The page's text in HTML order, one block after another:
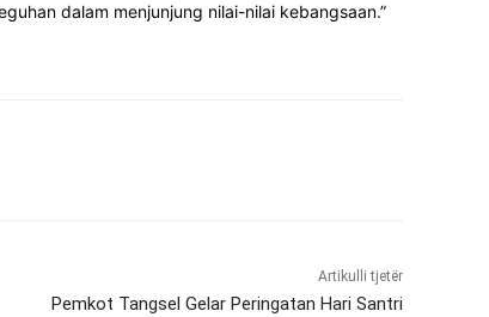
dalam menjunjung nilai-nilai kebangsaan.”
Artikulli tjetër
Pemkot Tangsel Gelar Peringatan Hari Santri